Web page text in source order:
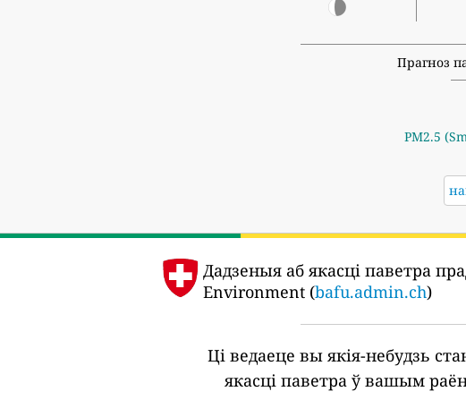
Прагноз
PM2.5
Дадзеныя аб якасці паветра
Environment (bafu.admin.ch)
Ці ведаеце вы якія-небудзь
якасці паветра ў вашым